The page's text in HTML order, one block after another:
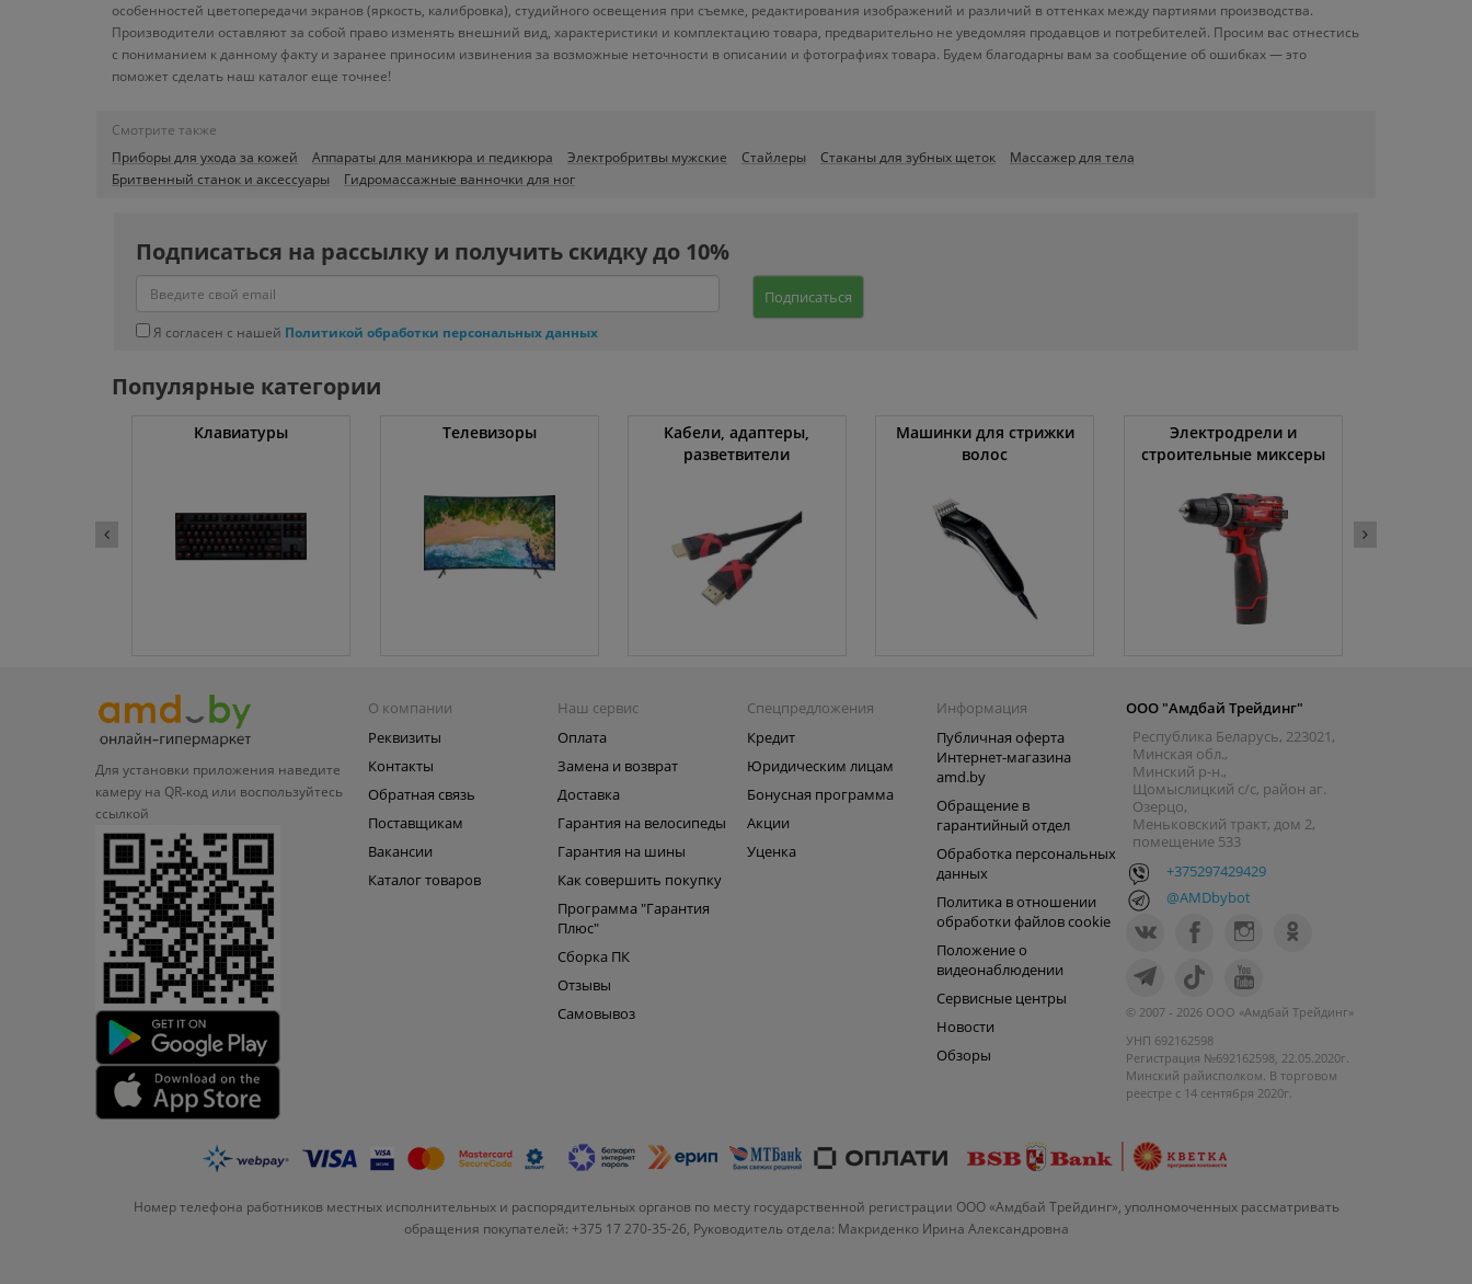
особенностей цветопередачи экранов (яркость, калибровка), студийного освещения при съемке, редактирования изображений и различий в оттенках между партиями производства.
Производители оставляют за собой право изменять внешний вид, характеристики и комплектацию товара, предварительно не уведомляя продавцов и потребителей. Просим вас отнестись
с пониманием к данному факту и заранее приносим извинения за возможные неточности в описании и фотографиях товара. Будем благодарны вам за сообщение об ошибках — это
поможет сделать наш каталог еще точнее!
Смотрите также
Приборы для ухода за кожей
Аппараты для маникюра и педикюра Электробритвы мужские Стайлеры Стаканы для зубных щеток
Массажер для тела
Бритвенный станок и аксессуары
Гидромассажные ванночки для ног
Подписаться на рассылку и получить скидку до 10%
Подписаться
Я согласен с нашей Политикой обработки персональных данных
Популярные категории
Клавиатуры Телевизоры
Кабели, адаптеры,
разветвители
Машинки для стрижки
волос
Электродрели и
строительные миксеры
Для установки приложения наведите
камеру на QR‑код или воспользуйтесь
ссылкой
О компании
Реквизиты
Контакты
Обратная связь
Поставщикам
Вакансии
Каталог товаров
Наш сервис
Оплата
Замена и возврат
Доставка
Гарантия на велосипеды
Гарантия на шины
Как совершить покупку
Программа "Гарантия
Плюс"
Сборка ПК
Отзывы
Самовывоз
Спецпредложения
Кредит
Юридическим лицам
Бонусная программа
Акции
Уценка
Информация
Публичная оферта
Интернет-магазина
amd.by
Обращение в
гарантийный отдел
Обработка персональных
данных
Политика в отношении
обработки файлов cookie
Положение о
видеонаблюдении
Сервисные центры
Новости
Обзоры
ООО "Амдбай Трейдинг"
Республика Беларусь, 223021,
Минская обл.,
Минский р-н.,
Щомыслицкий с/с, район аг.
Озерцо,
Меньковский тракт, дом 2,
помещение 533
+375297429429
@AMDbybot
© 2007 - 2026 ООО «Амдбай Трейдинг»
УНП 692162598
Регистрация №692162598, 22.05.2020г.
Минский райисполком. В торговом
реестре с 14 сентября 2020г.
Номер телефона работников местных исполнительных и распорядительных органов по месту государственной регистрации ООО «Амдбай Трейдинг», уполномоченных рассматривать
обращения покупателей: +375 17 270-35-26, Руководитель отдела: Макриденко Ирина Александровна